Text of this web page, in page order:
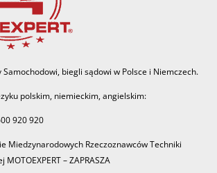
Samochodowi, biegli sądowi w Polsce i Niemczech.
polskim, niemieckim, angielskim:
920 920
Miedzynarodowych Rzeczoznawców Techniki
– ZAPRASZA